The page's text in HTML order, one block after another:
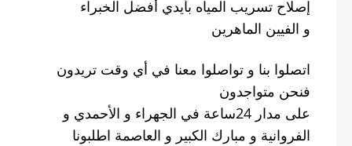
إصلاح تسريب المياه بأيدي أفضل الخبراء
و الفيين الماهرين
اتصلوا بنا و تواصلوا معنا في أي وقت تريدون
فنحن متواجدون
على مدار 24ساعة في الجهراء و الأحمدي و
الفروانية و مبارك الكبير و العاصمة اطلبونا